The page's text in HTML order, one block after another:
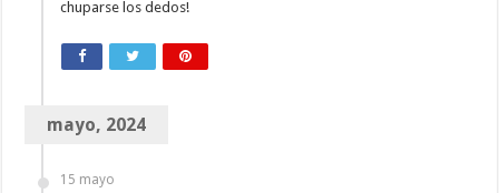
chuparse los dedos!
mayo, 2024
15 mayo